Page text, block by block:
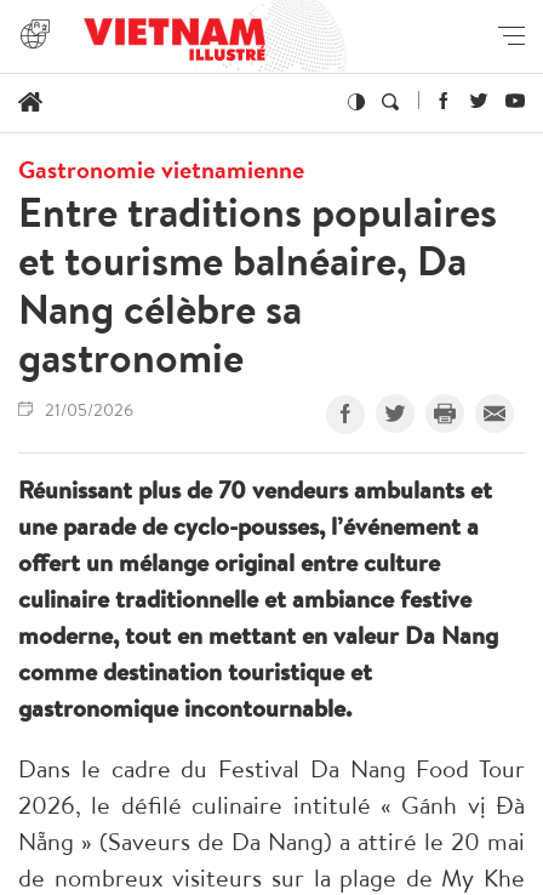
Gastronomie vietnamienne
Entre traditions populaires
et tourisme balnéaire, Da
Nang célèbre sa
gastronomie
21/05/2026
Réunissant plus de 70 vendeurs ambulants et
une parade de cyclo-pousses, l’événement a
offert un mélange original entre culture
culinaire traditionnelle et ambiance festive
moderne, tout en mettant en valeur Da Nang
comme destination touristique et
gastronomique incontournable.
Dans le cadre du Festival Da Nang Food Tour
2026, le défilé culinaire intitulé « Gánh vị Đà
Nẵng » (Saveurs de Da Nang) a attiré le 20 mai
de nombreux visiteurs sur la plage de My Khe